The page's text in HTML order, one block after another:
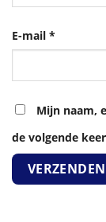
E-mail *
Mijn naam,
de volgende